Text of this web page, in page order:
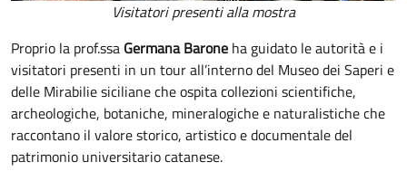
Visitatori presenti alla mostra
Proprio la prof.ssa Germana Barone ha guidato le autorità e i
visitatori presenti in un tour all’interno del Museo dei Saperi e
delle Mirabilie siciliane che ospita collezioni scientifiche,
archeologiche, botaniche, mineralogiche e naturalistiche che
raccontano il valore storico, artistico e documentale del
patrimonio universitario catanese.